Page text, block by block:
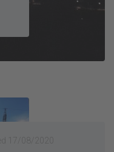
17/08/2020